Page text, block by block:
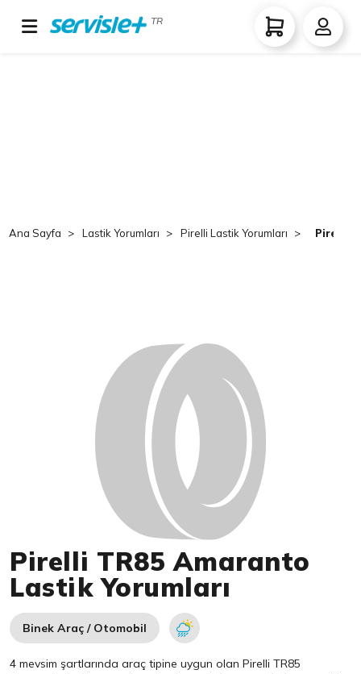
TR
Ana Sayfa Lastik Yorumları Pirelli Lastik Yorumları Pirelli
Pirelli TR85 Amaranto
Lastik Yorumları
Binek Araç / Otomobil
4 mevsim şartlarında araç tipine uygun olanPirelli TR85